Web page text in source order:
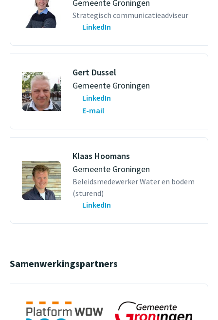
Gemeente Groningen
Strategisch communicatieadviseur
LinkedIn
Gert Dussel
Gemeente Groningen
LinkedIn
E-mail
Klaas Hoomans
Gemeente Groningen
Beleidsmedewerker Water en bodem
(sturend)
LinkedIn
Samenwerkingspartners